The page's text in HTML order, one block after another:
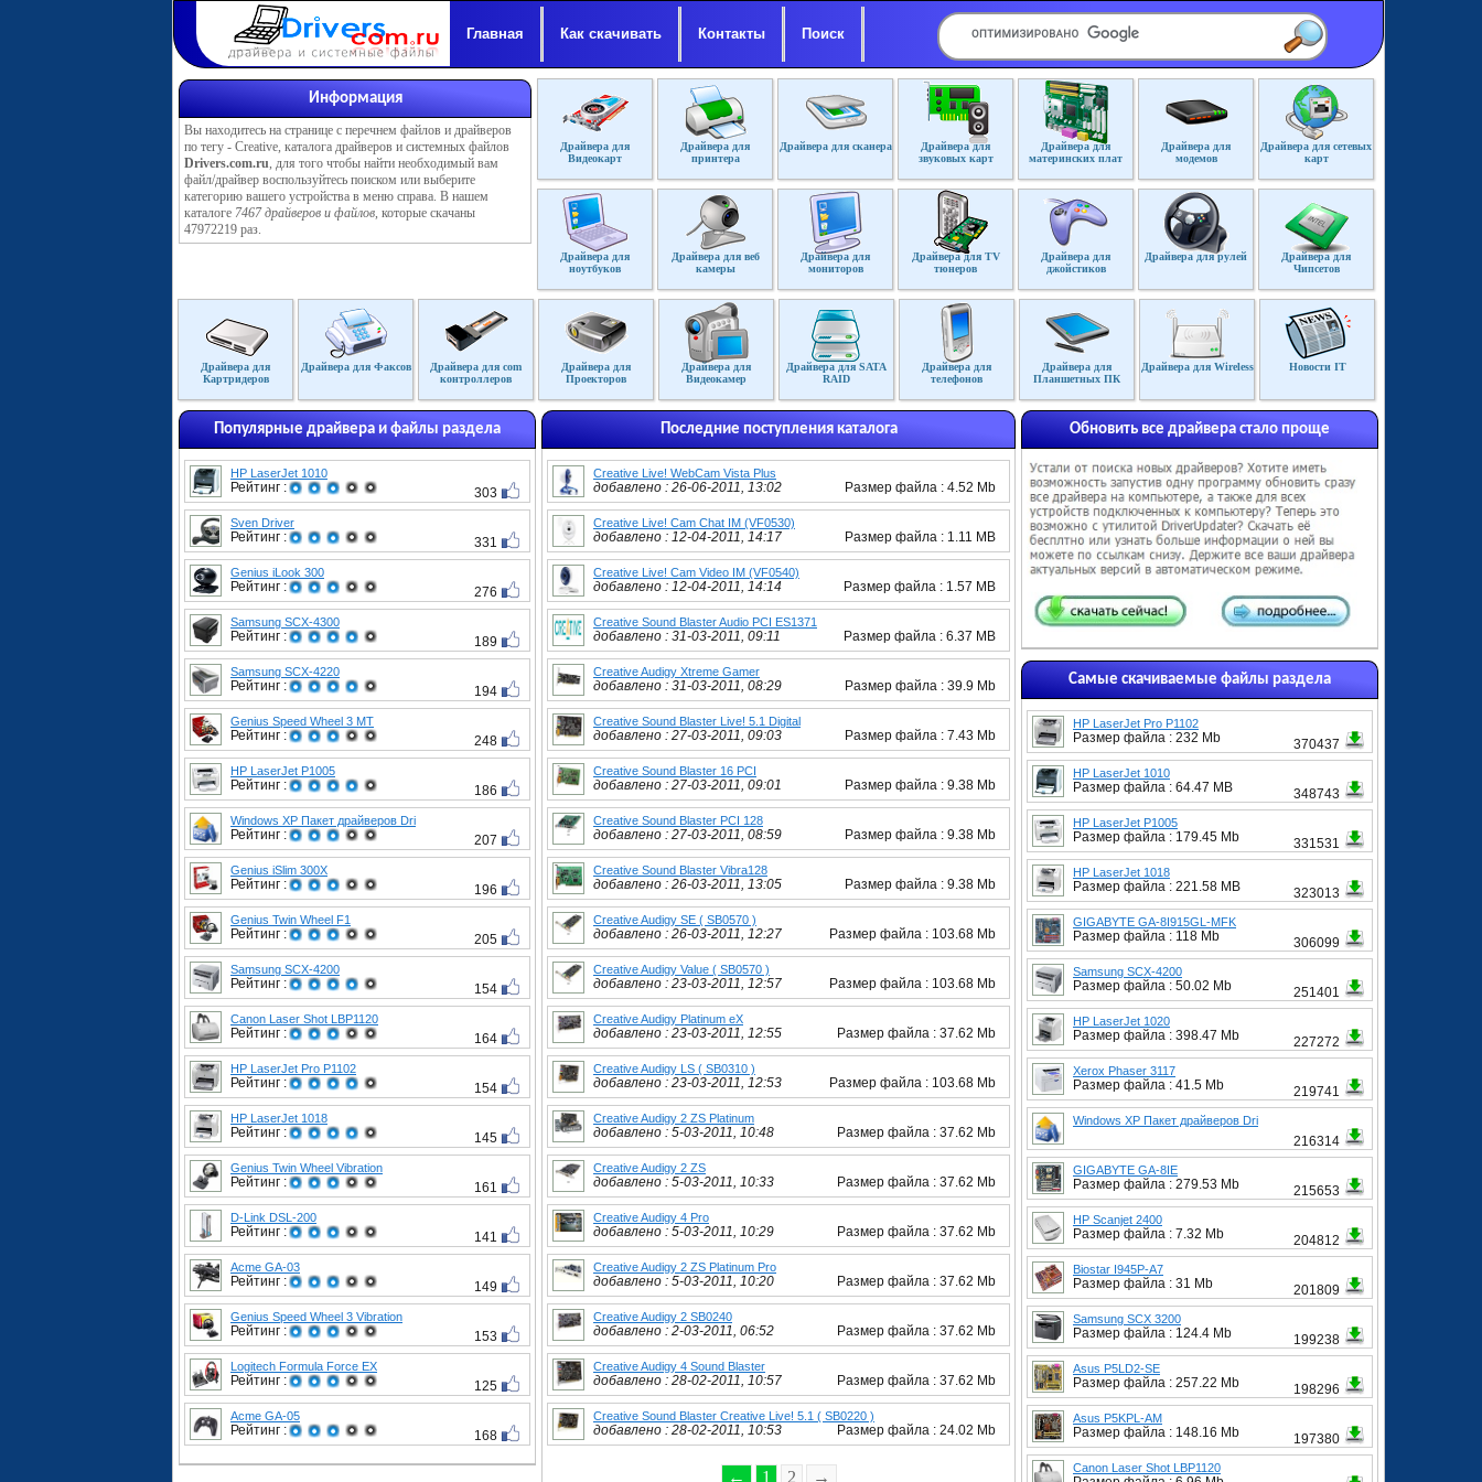
Главная Как скачивать Контакты Поиск
Информация
Вы находитесь на странице с перечнем файлов и драйверов
по тегу - Creative, каталога драйверов и системных файлов
Drivers.com.ru, для того чтобы найти необходимый вам
файл/драйвер воспользуйтесь поиском или выберите
категорию вашего устройства в меню справа. В нашем
каталоге 7467 драйверов и файлов, которые скачаны
47972219 раз.
Драйвера для
Видеокарт
Драйвера для
принтера
Драйвера для сканера
Драйвера для
звуковых карт
Драйвера для
материнских плат
Драйвера для
модемов
Драйвера для сетевых
карт
Драйвера для
ноутбуков
Драйвера для веб
камеры
Драйвера для
мониторов
Драйвера для TV
тюнеров
Драйвера для
джойстиков
Драйвера для рулей
Драйвера для
Чипсетов
Драйвера для
Картридеров
Драйвера для Факсов
Драйвера для com
контроллеров
Драйвера для
Проекторов
Драйвера для
Видеокамер
Драйвера для SATA
RAID
Драйвера для
телефонов
Драйвера для
Планшетных ПК
Драйвера для Wireless Новости IT
Популярные драйвера и файлы раздела
HP LaserJet 1010
Рейтинг : 303
Sven Driver
Рейтинг : 331
Genius iLook 300
Рейтинг : 276
Samsung SCX-4300
Рейтинг : 189
Samsung SCX-4220
Рейтинг : 194
Genius Speed Wheel 3 MT
Рейтинг : 248
HP LaserJet P1005
Рейтинг : 186
Windows XP Пакет драйверов Dri
Рейтинг : 207
Genius iSlim 300X
Рейтинг : 196
Genius Twin Wheel F1
Рейтинг : 205
Samsung SCX-4200
Рейтинг : 154
Canon Laser Shot LBP1120
Рейтинг : 164
HP LaserJet Pro P1102
Рейтинг : 154
HP LaserJet 1018
Рейтинг : 145
Genius Twin Wheel Vibration
Рейтинг : 161
D-Link DSL-200
Рейтинг : 141
Acme GA-03
Рейтинг : 149
Genius Speed Wheel 3 Vibration
Рейтинг : 153
Logitech Formula Force EX
Рейтинг : 125
Acme GA-05
Рейтинг : 168
Обновить все драйвера стало проще
Самые скачиваемые файлы раздела
HP LaserJet Pro P1102
Размер файла : 232 Mb 370437
HP LaserJet 1010
Размер файла : 64.47 MB 348743
HP LaserJet P1005
Размер файла : 179.45 Mb 331531
HP LaserJet 1018
Размер файла : 221.58 MB 323013
GIGABYTE GA-8I915GL-MFK
Размер файла : 118 Mb 306099
Samsung SCX-4200
Размер файла : 50.02 Mb 251401
HP LaserJet 1020
Размер файла : 398.47 Mb 227272
Xerox Phaser 3117
Размер файла : 41.5 Mb 219741
Windows XP Пакет драйверов Dri
216314
GIGABYTE GA-8IE
Размер файла : 279.53 Mb 215653
HP Scanjet 2400
Размер файла : 7.32 Mb 204812
Biostar I945P-A7
Размер файла : 31 Mb 201809
Samsung SCX 3200
Размер файла : 124.4 Mb 199238
Asus P5LD2-SE
Размер файла : 257.22 Mb 198296
Asus P5KPL-AM
Размер файла : 148.16 Mb 197380
Canon Laser Shot LBP1120
Последние поступления каталога
Creative Live! WebCam Vista Plus
добавлено : 26-06-2011, 13:02 Размер файла : 4.52 Mb
Creative Live! Cam Chat IM (VF0530)
добавлено : 12-04-2011, 14:17 Размер файла : 1.11 MB
Creative Live! Cam Video IM (VF0540)
добавлено : 12-04-2011, 14:14 Размер файла : 1.57 MB
Creative Sound Blaster Audio PCI ES1371
добавлено : 31-03-2011, 09:11 Размер файла : 6.37 MB
Creative Audigy Xtreme Gamer
добавлено : 31-03-2011, 08:29 Размер файла : 39.9 Mb
Creative Sound Blaster Live! 5.1 Digital
добавлено : 27-03-2011, 09:03 Размер файла : 7.43 Mb
Creative Sound Blaster 16 PCI
добавлено : 27-03-2011, 09:01 Размер файла : 9.38 Mb
Creative Sound Blaster PCI 128
добавлено : 27-03-2011, 08:59 Размер файла : 9.38 Mb
Creative Sound Blaster Vibra128
добавлено : 26-03-2011, 13:05 Размер файла : 9.38 Mb
Creative Audigy SE ( SB0570 )
добавлено : 26-03-2011, 12:27 Размер файла : 103.68 Mb
Creative Audigy Value ( SB0570 )
добавлено : 23-03-2011, 12:57 Размер файла : 103.68 Mb
Creative Audigy Platinum eX
добавлено : 23-03-2011, 12:55 Размер файла : 37.62 Mb
Creative Audigy LS ( SB0310 )
добавлено : 23-03-2011, 12:53 Размер файла : 103.68 Mb
Creative Audigy 2 ZS Platinum
добавлено : 5-03-2011, 10:48 Размер файла : 37.62 Mb
Creative Audigy 2 ZS
добавлено : 5-03-2011, 10:33 Размер файла : 37.62 Mb
Creative Audigy 4 Pro
добавлено : 5-03-2011, 10:29 Размер файла : 37.62 Mb
Creative Audigy 2 ZS Platinum Pro
добавлено : 5-03-2011, 10:20 Размер файла : 37.62 Mb
Creative Audigy 2 SB0240
добавлено : 2-03-2011, 06:52 Размер файла : 37.62 Mb
Creative Audigy 4 Sound Blaster
добавлено : 28-02-2011, 10:57 Размер файла : 37.62 Mb
Creative Sound Blaster Creative Live! 5.1 ( SB0220 )
добавлено : 28-02-2011, 10:53 Размер файла : 24.02 Mb
← 1 2 →